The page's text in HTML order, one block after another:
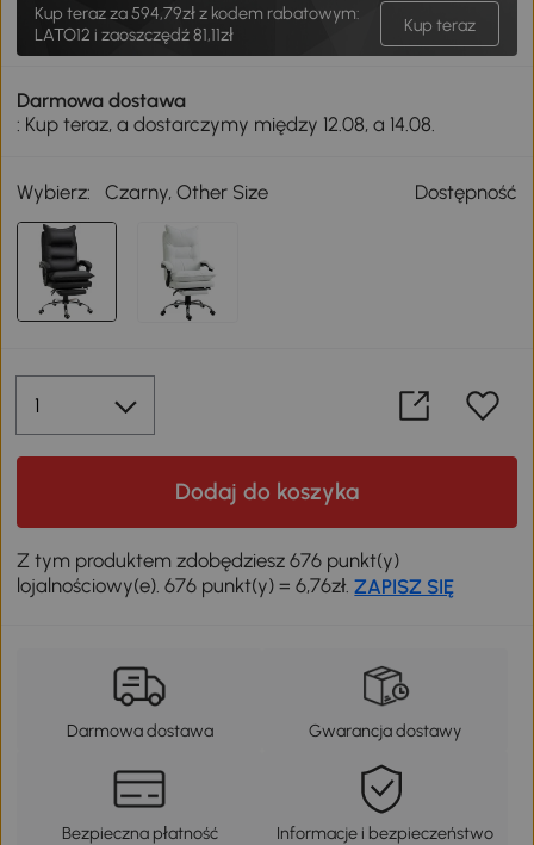
Kup teraz za594,79złz kodem rabatowym:
LATO12 i zaoszczędź 81,11zł
Kup teraz
Darmowa dostawa
: Kup teraz, a dostarczymy między 12.08, a 14.08.
Wybierz: Czarny, Other Size Dostępność
Dodaj do koszyka
Z tym produktem zdobędziesz 676 punkt(y)
lojalnościowy(e). 676 punkt(y) = 6,76zł.ZAPISZ SIĘ
Darmowa dostawa Gwarancja dostawy
Bezpieczna płatność Informacje i bezpieczeństwo